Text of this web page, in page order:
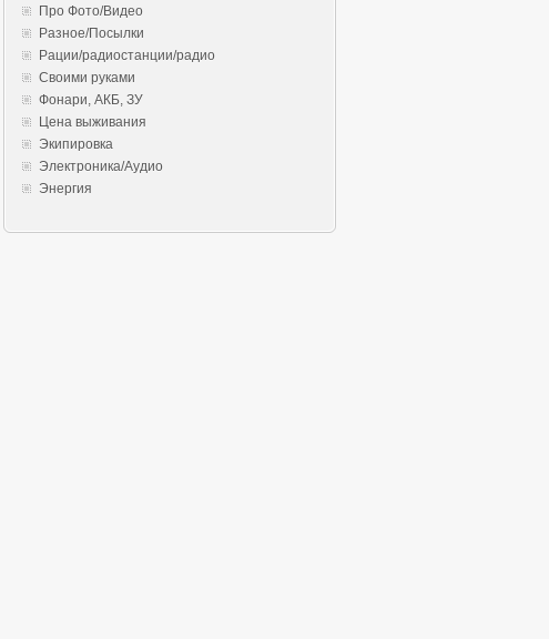
Про Фото/Видео
Разное/Посылки
Рации/радиостанции/радио
Своими руками
Фонари, АКБ, ЗУ
Цена выживания
Экипировка
Электроника/Аудио
Энергия